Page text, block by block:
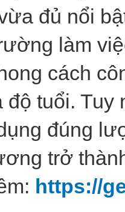
đủ nổi
làm
cách
độ tuổi.
đúng
trở
https://